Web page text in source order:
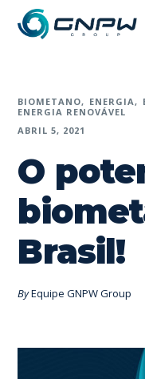
BIOMETANO ENERGIA
ENERGIA RENOVÁVEL
ABRIL 5, 2021
O
Brasil!
ByEquipe GNPW Group